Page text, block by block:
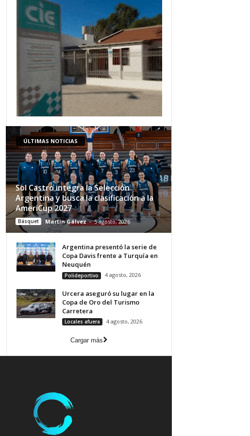
ÚLTIMAS NOTICIAS
Sol Castro integra la Selección
Argentina y busca la clasificación a la
AmeriCup 2027
Básquet Martín Gálvez - 5 agosto, 2026
Argentina presentó la serie de
Copa Davis frente a Turquía en
Neuquén
Polideportivo 4 agosto, 2026
Urcera aseguró su lugar en la
Copa de Oro del Turismo
Carretera
Locales afuera 4 agosto, 2026
Cargar más